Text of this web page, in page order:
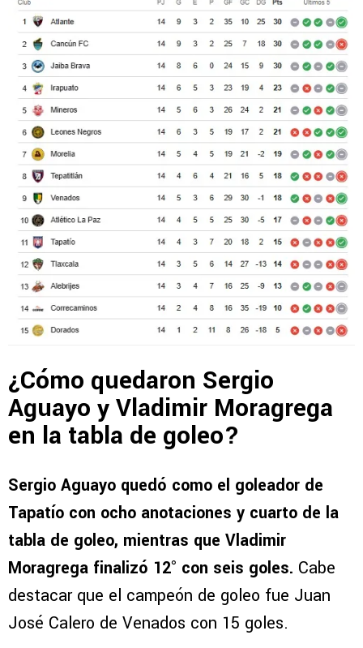
¿Cómo quedaron Sergio
Aguayo y Vladimir Moragrega
en la tabla de goleo?
Sergio Aguayo quedó como el goleador de
Tapatío con ocho anotaciones y cuarto de la
tabla de goleo, mientras que Vladimir
Moragrega finalizó 12° con seis goles. Cabe
destacar que el campeón de goleo fue Juan
José Calero de Venados con 15 goles.